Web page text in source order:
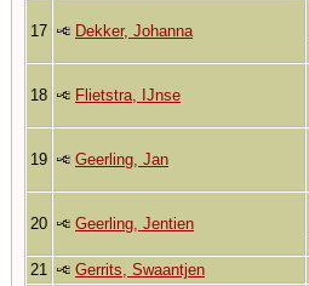
17 Dekker, Johanna
18 Flietstra, IJnse
19 Geerling, Jan
20 Geerling, Jentien
21 Gerrits, Swaantjen